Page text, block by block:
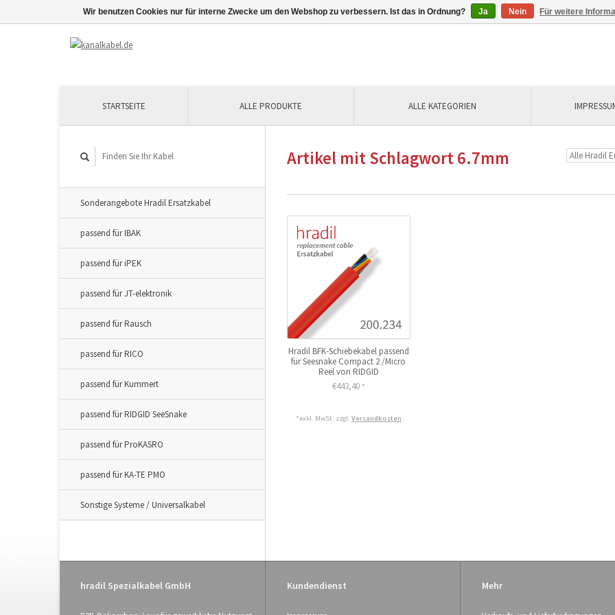
STARTSEITE ALLE PRODUKTE ALLE KATEGORIEN
Sonderangebote Hradil Ersatzkabel
passend für IBAK
passend für iPEK
passend für JT-elektronik
passend für Rausch
passend für RICO
passend für Kummert
passend für RIDGID SeeSnake
passend für ProKASRO
passend für KA-TE PMO
Sonstige Systeme / Universalkabel
Artikel mit Schlagwort 6.7mm
Hradil BFK-Schiebekabel passend
für Seesnake Compact 2 /Micro
Reel von RIDGID
€443,40 *
* exkl. MwSt. zzgl. Versandkosten
hradil Spezialkabel GmbH Kundendienst Mehr
Wir benutzen Cookies nur für interne Zwecke um den Webshop zu verbessern. Ist das in Ordnung? Ja Nein Für weitere